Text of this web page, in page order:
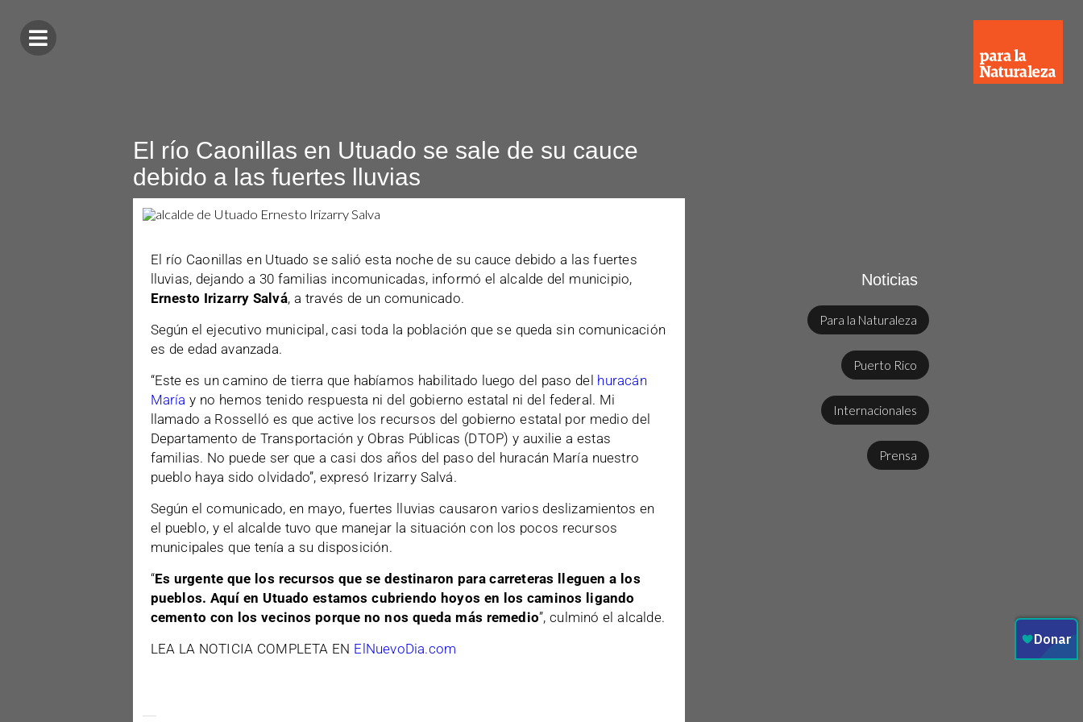
El río Caonillas en Utuado se sale de su cauce
debido a las fuertes lluvias
El río Caonillas en Utuado se salió esta noche de su cauce debido a las fuertes
lluvias, dejando a 30 familias incomunicadas, informó el alcalde del municipio,
Ernesto Irizarry Salvá, a través de un comunicado.
Según el ejecutivo municipal, casi toda la población que se queda sin comunicación
es de edad avanzada.
“Este es un camino de tierra que habíamos habilitado luego del paso del huracán
María y no hemos tenido respuesta ni del gobierno estatal ni del federal. Mi
llamado a Rosselló es que active los recursos del gobierno estatal por medio del
Departamento de Transportación y Obras Públicas (DTOP) y auxilie a estas
familias. No puede ser que a casi dos años del paso del huracán María nuestro
pueblo haya sido olvidado”, expresó Irizarry Salvá.
Según el comunicado, en mayo, fuertes lluvias causaron varios deslizamientos en
el pueblo, y el alcalde tuvo que manejar la situación con los pocos recursos
municipales que tenía a su disposición.
“Es urgente que los recursos que se destinaron para carreteras lleguen a los
pueblos. Aquí en Utuado estamos cubriendo hoyos en los caminos ligando
cemento con los vecinos porque no nos queda más remedio”, culminó el alcalde.
LEA LA NOTICIA COMPLETA EN ElNuevoDia.com
Noticias
Para la Naturaleza
Puerto Rico
Internacionales
Prensa